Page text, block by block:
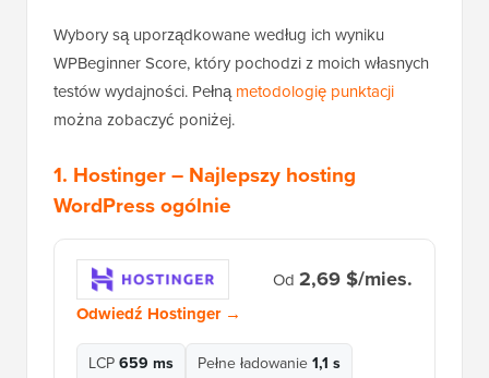
Wybory są uporządkowane według ich wyniku
WPBeginner Score, który pochodzi z moich własnych
testów wydajności. Pełnąmetodologię punktacji
można zobaczyć poniżej.
1. Hostinger– Najlepszy hosting
WordPress ogólnie
Od 2,69 $/mies.
Odwiedź Hostinger →
LCP659 ms Pełne ładowanie1,1 s